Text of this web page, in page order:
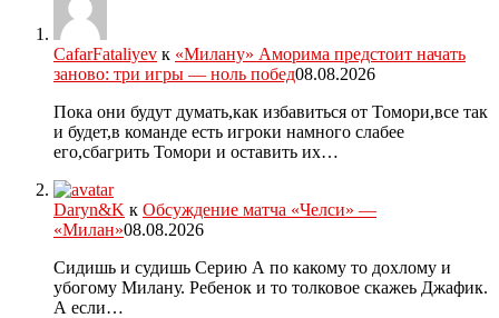
CafarFataliyev к «Милану» Аморима предстоит начать
заново: три игры — ноль побед08.08.2026
Пока они будут думать,как избавиться от Томори,все так
и будет,в команде есть игроки намного слабее
его,сбагрить Томори и оставить их…
Daryn&K к Обсуждение матча «Челси» —
«Милан»08.08.2026
Сидишь и судишь Серию А по какому то дохлому и
убогому Милану. Ребенок и то толковое скажеь Джафик.
А если…